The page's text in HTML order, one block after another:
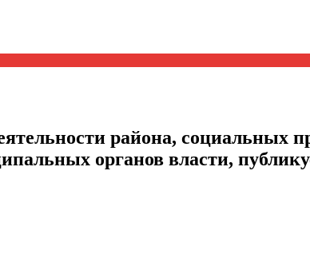
района, социальных
органов власти,